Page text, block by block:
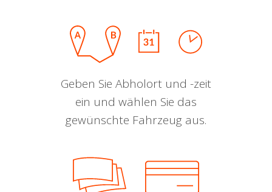
Geben Sie Abholort und -zeit
ein und wählen Sie das
gewünschte Fahrzeug aus.